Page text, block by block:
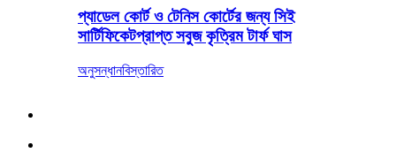
প্যাডেল কোর্ট ও টেনিস কোর্টের জন্য সিই
সার্টিফিকেটপ্রাপ্ত সবুজ কৃত্রিম টার্ফ ঘাস
অনুসন্ধানবিস্তারিত